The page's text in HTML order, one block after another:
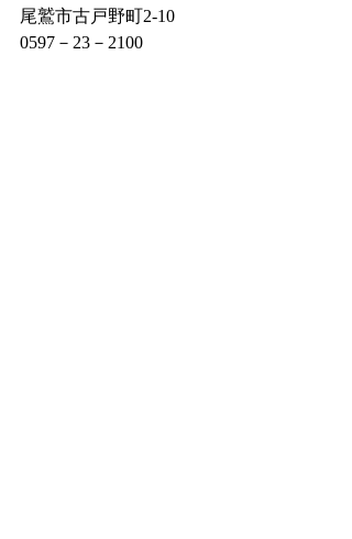
尾鷲市古戸野町2‐10
0597－23－2100